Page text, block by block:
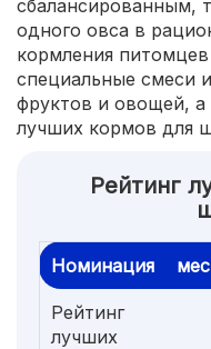
сбалансированным,
одного овса в
кормления
специальные смеси
фруктов и овощей, а
лучших кормов для
Рейтинг
Номинация
Рейтинг
лучших